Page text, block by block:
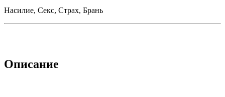
Насилие, Секс, Страх, Брань
Описание